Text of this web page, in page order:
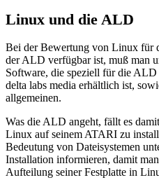
Linux und die ALD
Bei der Bewertung von Linux für
der ALD verfügbar ist, muß man
Software, die speziell für die
delta labs media erhältlich ist,
allgemeinen.
Was die ALD angeht, fällt es
Linux auf seinem ATARI zu
Bedeutung von Dateisystemen
Installation informieren, damit
Aufteilung seiner Festplatte in